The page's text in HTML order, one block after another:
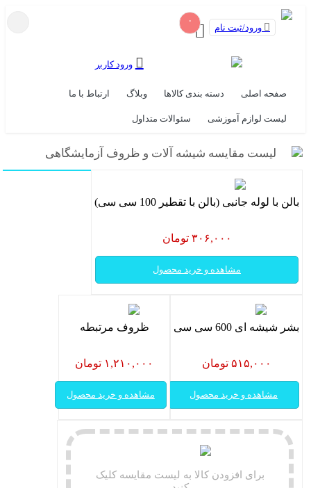
۰
ورود/ثبت نام
ورود کاربر
صفحه اصلی دسته بندی کالاها وبلاگ ارتباط با ما
لیست لوازم آموزشی سئوالات متداول
لیست مقایسه شیشه آلات و ظروف آزمایشگاهی
بالن با لوله جانبی (بالن با تقطیر 100 سی سی)
۳۰۶,۰۰۰ تومان
مشاهده و خرید محصول
بشر شیشه ای 600 سی سی
۵۱۵,۰۰۰ تومان
مشاهده و خرید محصول
ظروف مرتبطه
۱,۲۱۰,۰۰۰ تومان
مشاهده و خرید محصول
برای افزودن کالا به لیست مقایسه کلیک